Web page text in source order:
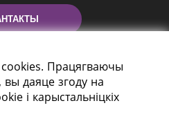
Працягваючы
вы даяце згоду на
і карыстальніцкіх